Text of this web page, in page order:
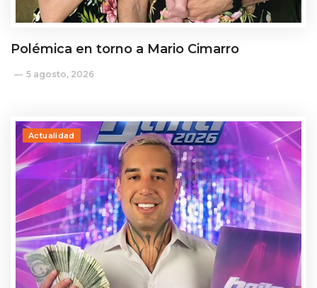
Polémica en torno a Mario Cimarro
5 agosto, 2026
Actualidad